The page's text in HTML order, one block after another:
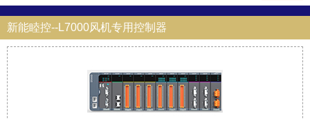
新能睦控--L7000风机专用控制器